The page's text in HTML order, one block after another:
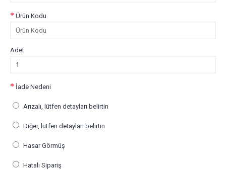
Ürün Kodu
Adet
İade Nedeni
Arızalı, lütfen detayları belirtin
Diğer, lütfen detayları belirtin
Hasar Görmüş
Hatalı Sipariş